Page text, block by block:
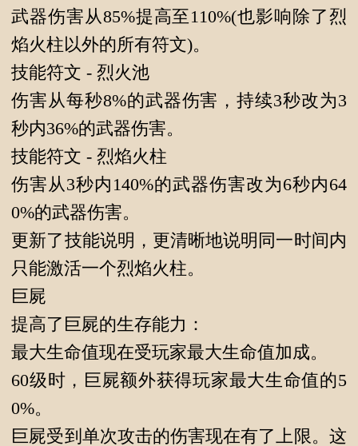
武器伤害从85%提高至110%(也影响除了烈
焰火柱以外的所有符文)。
技能符文 - 烈火池
伤害从每秒8%的武器伤害，持续3秒改为3
秒内36%的武器伤害。
技能符文 - 烈焰火柱
伤害从3秒内140%的武器伤害改为6秒内64
0%的武器伤害。
更新了技能说明，更清晰地说明同一时间内
只能激活一个烈焰火柱。
巨屍
提高了巨屍的生存能力：
最大生命值现在受玩家最大生命值加成。
60级时，巨屍额外获得玩家最大生命值的5
0%。
巨屍受到单次攻击的伤害现在有了上限。这